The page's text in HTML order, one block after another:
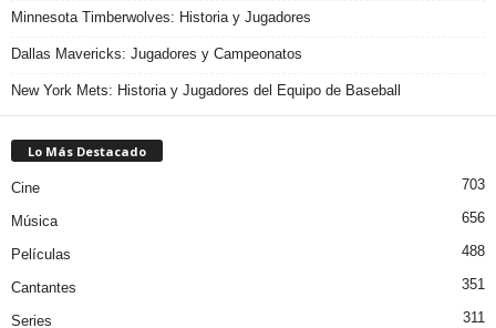
Minnesota Timberwolves: Historia y Jugadores
Dallas Mavericks: Jugadores y Campeonatos
New York Mets: Historia y Jugadores del Equipo de Baseball
Lo Más Destacado
Cine 703
Música 656
Películas 488
Cantantes 351
Series 311